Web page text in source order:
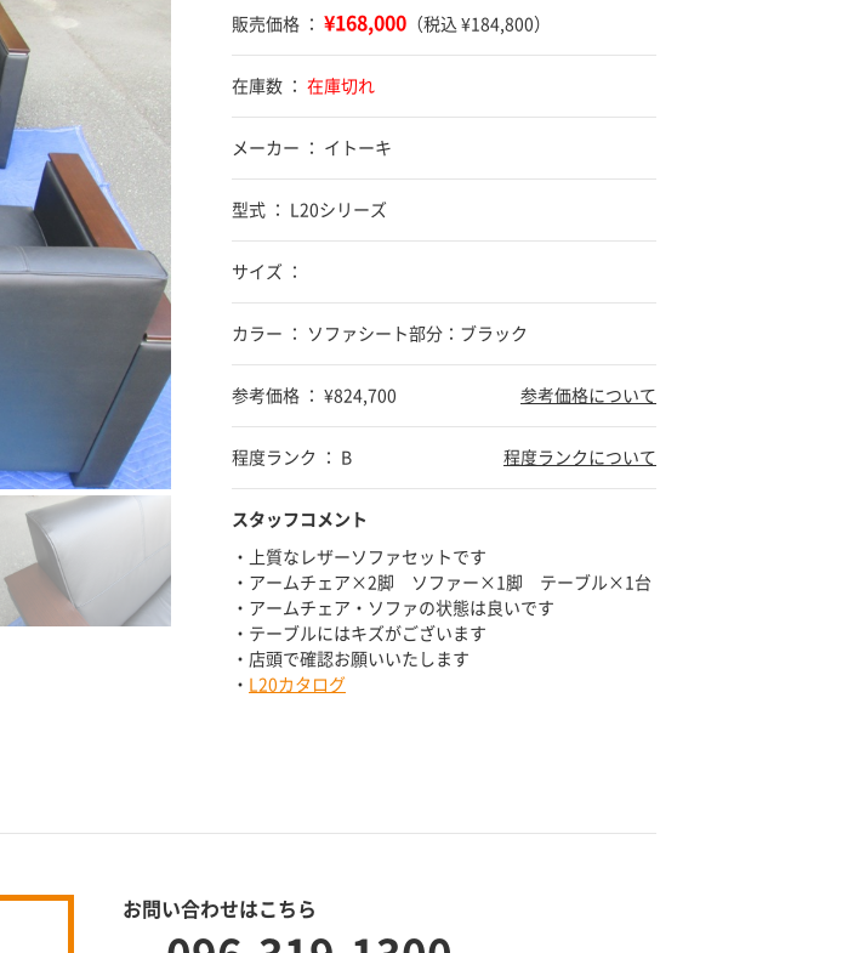
販売価格 ： ¥168,000 （税込 ¥184,800）
在庫数 ： 在庫切れ
メーカー ： イトーキ
型式 ： L20シリーズ
サイズ ：
カラー ： ソファシート部分：ブラック
参考価格 ： ¥824,700 参考価格について
程度ランク ： B 程度ランクについて
スタッフコメント
・上質なレザーソファセットです
・アームチェア×2脚 ソファー×1脚 テーブル×1台
・アームチェア・ソファの状態は良いです
・テーブルにはキズがございます
・店頭で確認お願いいたします
・
L20カタログ
お問い合わせはこちら